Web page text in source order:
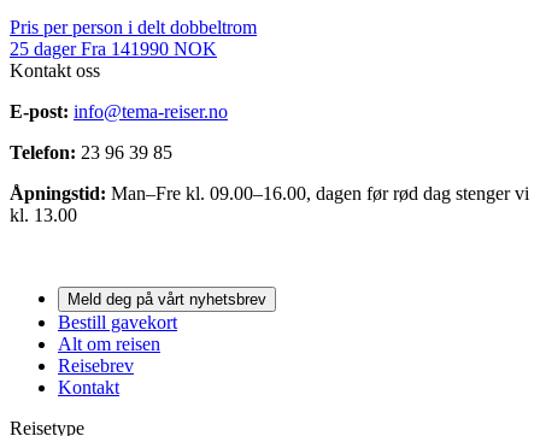
Pris per person i delt dobbeltrom
25 dager Fra 141990 NOK
Kontakt oss
E-post: info@tema-reiser.no
Telefon: 23 96 39 85
Åpningstid: Man–Fre kl. 09.00–16.00, dagen før rød dag stenger vi
kl. 13.00
Meld deg på vårt nyhetsbrev
Bestill gavekort
Alt om reisen
Reisebrev
Kontakt
Reisetype